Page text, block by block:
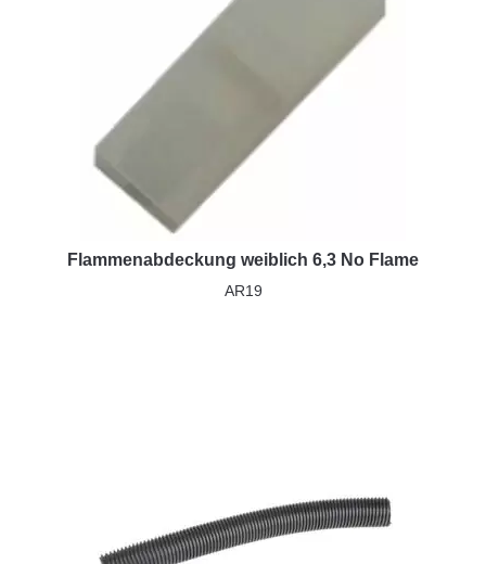
Flammenabdeckung weiblich 6,3 No Flame
AR19